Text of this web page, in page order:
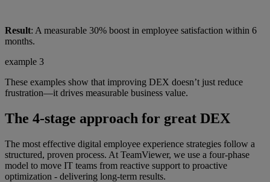
Result: A measurable 30% boost in employee satisfaction within 6
months.
example 3
These examples show that improving DEX doesn’t just reduce
frustration—it drives measurable business value.
The 4-stage approach for great DEX
The most effective digital employee experience strategies follow a
structured, proven process. At TeamViewer, we use a four-phase
model to move IT teams from reactive support to proactive
optimization - delivering long-term results.